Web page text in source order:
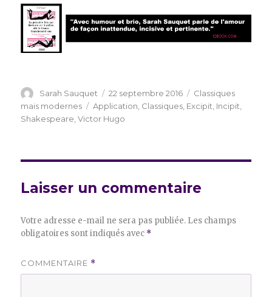
Auteur
Sarah Sauquet
Publié
le
22 septembre 2016 Catégories
Classiques
mais modernes
Étiquettes
Application Classiques Excipit Incipit
Shakespeare ,Victor Hugo
Laisser un commentaire
Votre adresse e-mail ne sera pas publiée. Les champs
obligatoires sont indiqués avec *
COMMENTAIRE *